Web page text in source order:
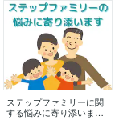
ステップファミリーに関
する悩みに寄り添います